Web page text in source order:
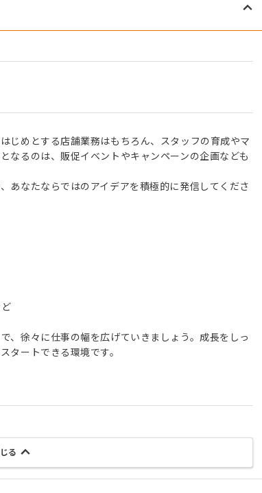
じめとする店舗業務はもちろん、スタッフの育成やマ
なるのは、販促イベントやキャンペーンの企画なども
あなたならではのアイデアを積極的に発信してくださ
、徐々に仕事の幅を広げていきましょう。成長をしっ
タートできる環境です。
る